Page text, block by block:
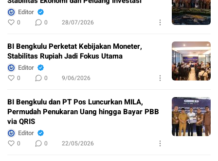
Editor
0 0 28/07/2026
BI Bengkulu Perketat Kebijakan Moneter,
Stabilitas Rupiah Jadi Fokus Utama
Editor
0 0 9/06/2026
BI Bengkulu dan PT Pos Luncurkan MILA,
Permudah Penukaran Uang hingga Bayar PBB
via QRIS
Editor
0 0 22/05/2026